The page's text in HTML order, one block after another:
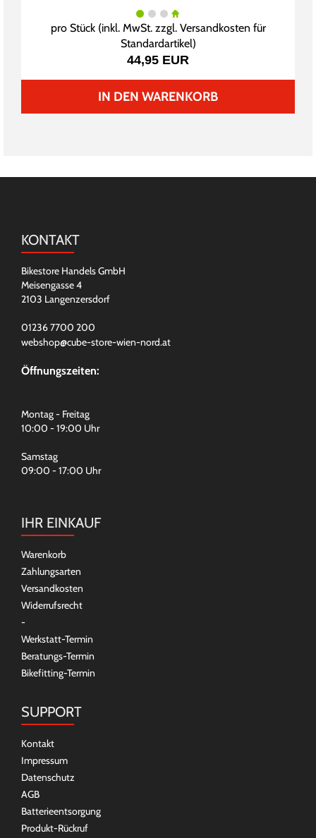
pro Stück (inkl. MwSt. zzgl. Versandkosten für
Standardartikel)
44,95 EUR
IN DEN WARENKORB
KONTAKT
Bikestore Handels GmbH
Meisengasse 4
2103 Langenzersdorf
01236 7700 200
webshop@cube-store-wien-nord.at
Öffnungszeiten:
Montag - Freitag
10:00 - 19:00 Uhr
Samstag
09:00 - 17:00 Uhr
IHR EINKAUF
Warenkorb
Zahlungsarten
Versandkosten
Widerrufsrecht
-
Werkstatt-Termin
Beratungs-Termin
Bikefitting-Termin
SUPPORT
Kontakt
Impressum
Datenschutz
AGB
Batterieentsorgung
Produkt-Rückruf